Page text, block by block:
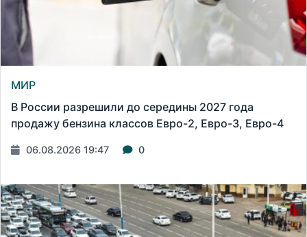
МИР
В России разрешили до середины 2027 года
продажу бензина классов Евро-2, Евро-3, Евро-4
06.08.2026 19:47 0